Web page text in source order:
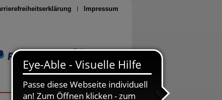
Impressum
Seite drucken